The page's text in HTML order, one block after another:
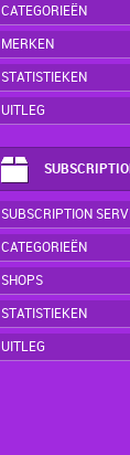
CATEGORIEËN
MERKEN
STATISTIEKEN
UITLEG
SUBSCRIPTION
CATEGORIEËN
SHOPS
STATISTIEKEN
UITLEG